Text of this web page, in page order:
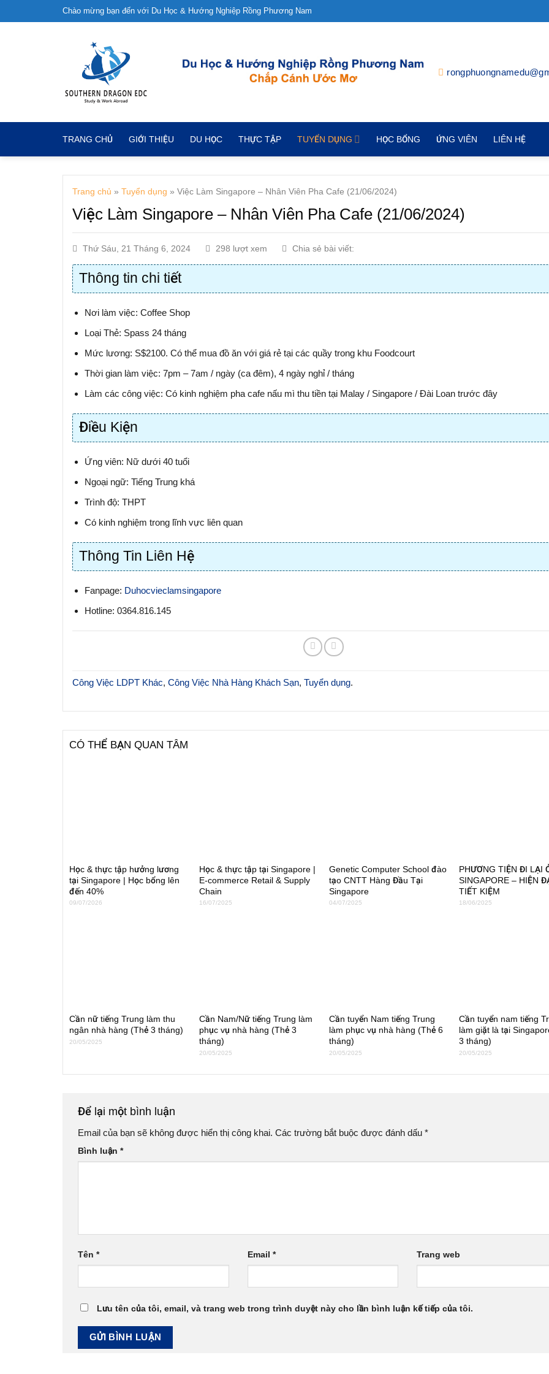
to
Chào mừng bạn đến với Du Học & Hướng Nghiệp Rồng Phương Nam
TRANG CHỦ GIỚI THIỆU DU HỌC THỰC TẬP TUYỂN DỤNG HỌC BỔNG ỨNG VIÊN LIÊN HỆ
Trang chủ » Tuyển dụng » Việc Làm Singapore – Nhân Viên Pha Cafe (21/06/2024)
Việc Làm Singapore – Nhân Viên Pha Cafe (21/06/2024)
Thứ Sáu, 21 Tháng 6, 2024 298 lượt xem Chia sẻ bài viết:
Thông tin chi tiết
Nơi làm việc: Coffee Shop
Loại Thẻ: Spass 24 tháng
Mức lương: S$2100. Có thể mua đồ ăn với giá rẻ tại các quầy trong khu Foodcourt
Thời gian làm việc: 7pm – 7am / ngày (ca đêm), 4 ngày nghỉ / tháng
Làm các công việc: Có kinh nghiệm pha cafe nấu mì thu tiền tại Malay / Singapore / Đài Loan trước đây
Điều Kiện
Ứng viên: Nữ dưới 40 tuổi
Ngoại ngữ: Tiếng Trung khá
Trình độ: THPT
Có kinh nghiệm trong lĩnh vực liên quan
Thông Tin Liên Hệ
Fanpage: Duhocvieclamsingapore
Hotline: 0364.816.145
Công Việc LDPT Khác, Công Việc Nhà Hàng Khách Sạn, Tuyển dụng.
CÓ THỂ BẠN QUAN TÂM
Học & thực tập hưởng lương
tại Singapore | Học bổng lên
đến 40%
09/07/2026
Học & thực tập tại Singapore |
E-commerce Retail & Supply
Chain
16/07/2025
Genetic Computer School đào
tạo CNTT Hàng Đầu Tại
Singapore
04/07/2025
PHƯƠNG TIỆN ĐI LẠI
SINGAPORE – HIỆN
TIẾT KIỆM
18/06/2025
Cần nữ tiếng Trung làm thu
ngân nhà hàng (Thẻ 3 tháng)
20/05/2025
Cần Nam/Nữ tiếng Trung làm
phục vụ nhà hàng (Thẻ 3
tháng)
20/05/2025
Cần tuyển Nam tiếng Trung
làm phục vụ nhà hàng (Thẻ 6
tháng)
20/05/2025
Cần tuyển nam tiếng
làm giặt là tại
3 tháng)
20/05/2025
Để lại một bình luận
Email của bạn sẽ không được hiển thị công khai. Các trường bắt buộc được đánh dấu *
Bình luận *
Tên * Email * Trang web
Lưu tên của tôi, email, và trang web trong trình duyệt này cho lần bình luận kế tiếp của tôi.